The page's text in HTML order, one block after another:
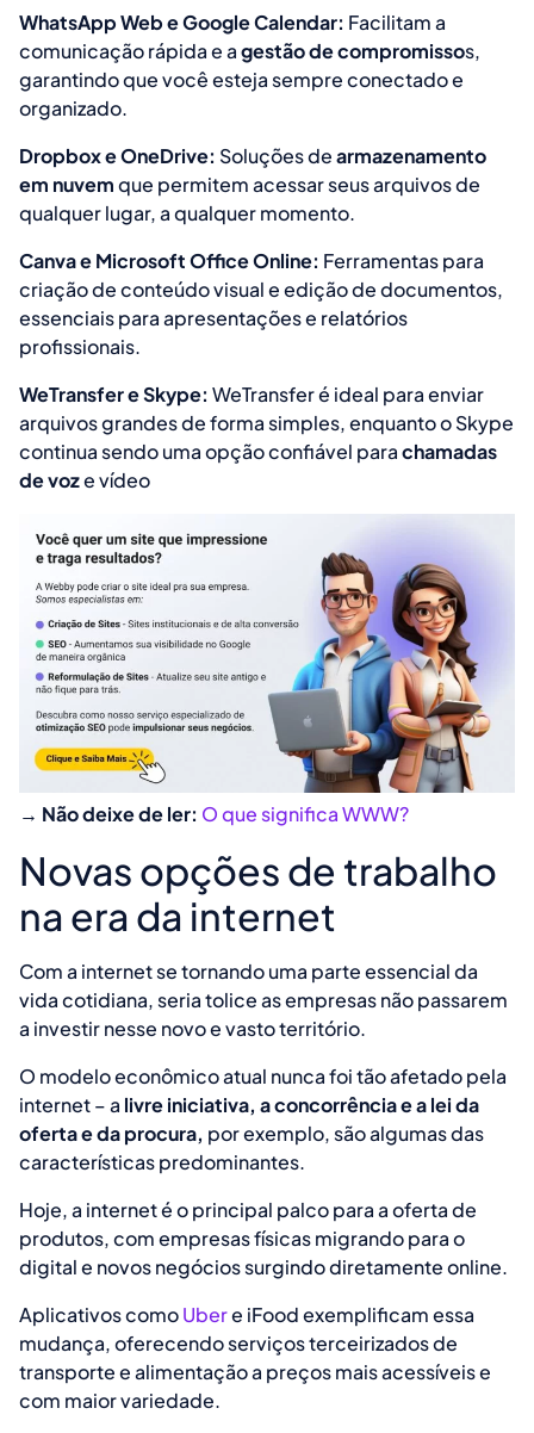
WhatsApp Web e Google Calendar: Facilitam a
comunicação rápida e agestão de compromissos,
garantindo que você esteja sempre conectado e
organizado.
Dropbox e OneDrive: Soluções dearmazenamento
em nuvemque permitem acessar seus arquivos de
qualquer lugar, a qualquer momento.
Canva e Microsoft Office Online: Ferramentas para
criação de conteúdo visual e edição de documentos,
essenciais para apresentações e relatórios
profissionais.
WeTransfer e Skype: WeTransfer é ideal para enviar
arquivos grandes de forma simples, enquanto o Skype
continua sendo uma opção confiável parachamadas
de voze vídeo
→ Não deixe de ler: O que significa WWW?
Novas opções de trabalho
na era da internet
Com a internet se tornando uma parte essencial da
vida cotidiana, seria tolice as empresas não passarem
a investir nesse novo e vasto território.
O modelo econômico atual nunca foi tão afetado pela
internet – a livre iniciativa, a concorrência e a lei da
oferta e da procura, por exemplo, são algumas das
características predominantes.
Hoje, a internet é o principal palco para a oferta de
produtos, com empresas físicas migrando para o
digital e novos negócios surgindo diretamente online.
Aplicativos comoUbere iFood exemplificam essa
mudança, oferecendo serviços terceirizados de
transporte e alimentação a preços mais acessíveis e
com maior variedade.